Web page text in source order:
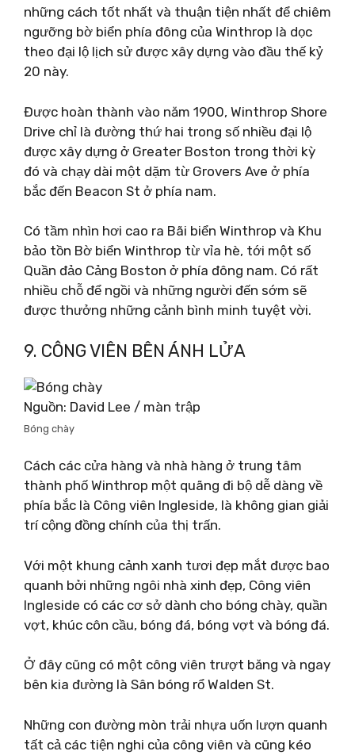
những cách tốt nhất và thuận tiện nhất để chiêm
ngưỡng bờ biển phía đông của Winthrop là dọc
theo đại lộ lịch sử được xây dựng vào đầu thế kỷ
20 này.
Được hoàn thành vào năm 1900, Winthrop Shore
Drive chỉ là đường thứ hai trong số nhiều đại lộ
được xây dựng ở Greater Boston trong thời kỳ
đó và chạy dài một dặm từ Grovers Ave ở phía
bắc đến Beacon St ở phía nam.
Có tầm nhìn hơi cao ra Bãi biển Winthrop và Khu
bảo tồn Bờ biển Winthrop từ vỉa hè, tới một số
Quần đảo Cảng Boston ở phía đông nam. Có rất
nhiều chỗ để ngồi và những người đến sớm sẽ
được thưởng những cảnh bình minh tuyệt vời.
9. CÔNG VIÊN BÊN ÁNH LỬA
Nguồn: David Lee / màn trập
Bóng chày
Cách các cửa hàng và nhà hàng ở trung tâm
thành phố Winthrop một quãng đi bộ dễ dàng về
phía bắc là Công viên Ingleside, là không gian giải
trí cộng đồng chính của thị trấn.
Với một khung cảnh xanh tươi đẹp mắt được bao
quanh bởi những ngôi nhà xinh đẹp, Công viên
Ingleside có các cơ sở dành cho bóng chày, quần
vợt, khúc côn cầu, bóng đá, bóng vợt và bóng đá.
Ở đây cũng có một công viên trượt băng và ngay
bên kia đường là Sân bóng rổ Walden St.
Những con đường mòn trải nhựa uốn lượn quanh
tất cả các tiện nghi của công viên và cũng kéo